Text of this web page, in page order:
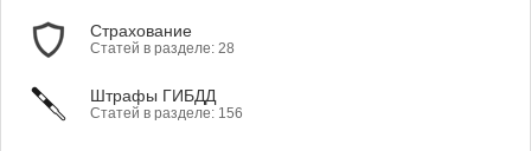
Страхование
Статей в разделе: 28
Штрафы ГИБДД
Статей в разделе: 156